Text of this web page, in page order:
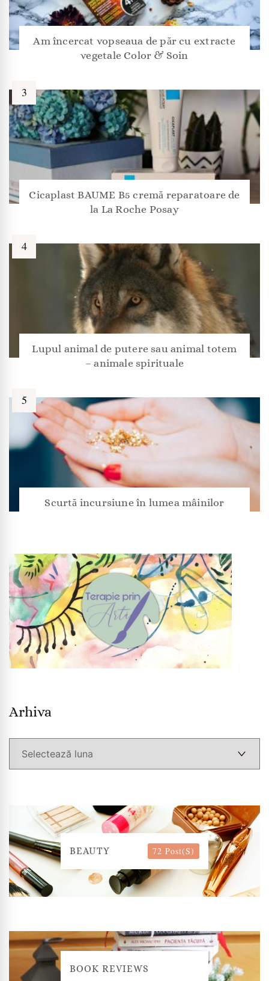
Am încercat vopseaua de păr cu extracte
vegetale Color & Soin
Cicaplast BAUME B5 cremă reparatoare de
la La Roche Posay
Lupul animal de putere sau animal totem
– animale spirituale
Scurtă incursiune în lumea mâinilor
Arhiva
BEAUTY 72 Post(s)
BOOK REVIEWS